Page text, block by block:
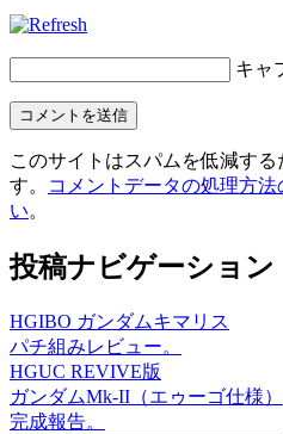
キャ
このサイトはスパムを低減する
す。
コメントデータの処理方
い。
投稿ナビゲーション
HGIBO ガンダムキマリス
パチ組みレビュー。
HGUC REVIVE版
ガンダムMk-II（エゥーゴ仕様）
完成報告。